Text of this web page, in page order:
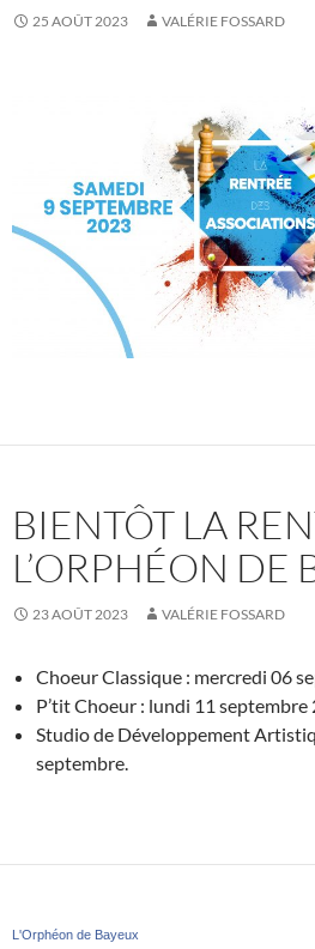
25 AOÛT 2023 VALÉRIE FOSSARD
BIENTÔT LA
L’ORPHÉON DE
23 AOÛT 2023 VALÉRIE FOSSARD
Choeur Classique : mercredi 06
P’tit Choeur : lundi 11
Studio de Développement
septembre.
L'Orphéon de Bayeux